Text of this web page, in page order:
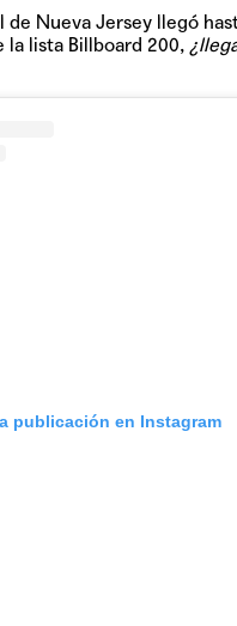
de Nueva Jersey llegó
la lista Billboard 200,
publicación en Instagram